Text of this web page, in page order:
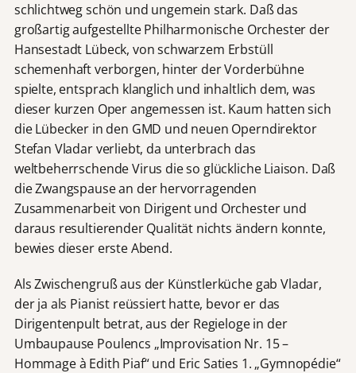
schlichtweg schön und ungemein stark. Daß das
großartig aufgestellte Philharmonische Orchester der
Hansestadt Lübeck, von schwarzem Erbstüll
schemenhaft verborgen, hinter der Vorderbühne
spielte, entsprach klanglich und inhaltlich dem, was
dieser kurzen Oper angemessen ist. Kaum hatten sich
die Lübecker in den GMD und neuen Operndirektor
Stefan Vladar verliebt, da unterbrach das
weltbeherrschende Virus die so glückliche Liaison. Daß
die Zwangspause an der hervorragenden
Zusammenarbeit von Dirigent und Orchester und
daraus resultierender Qualität nichts ändern konnte,
bewies dieser erste Abend.
Als Zwischengruß aus der Künstlerküche gab Vladar,
der ja als Pianist reüssiert hatte, bevor er das
Dirigentenpult betrat, aus der Regieloge in der
Umbaupause Poulencs „Improvisation Nr. 15 –
Hommage à Edith Piaf“ und Eric Saties 1. „Gymnopédie“